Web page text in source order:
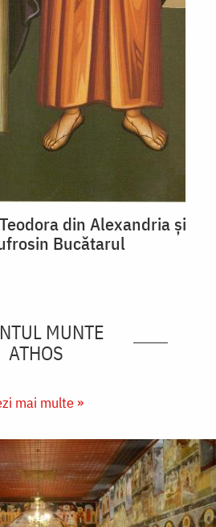
din Alexandria și
Bucătarul
MUNTE
ATHOS
mai multe »